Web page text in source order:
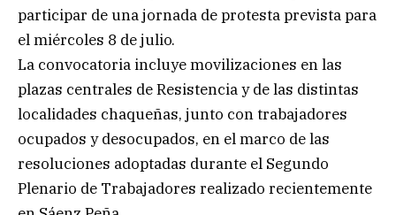
participar de una jornada de protesta prevista para
el miércoles 8 de julio.
La convocatoria incluye movilizaciones en las
plazas centrales de Resistencia y de las distintas
localidades chaqueñas, junto con trabajadores
ocupados y desocupados, en el marco de las
resoluciones adoptadas durante el Segundo
Plenario de Trabajadores realizado recientemente